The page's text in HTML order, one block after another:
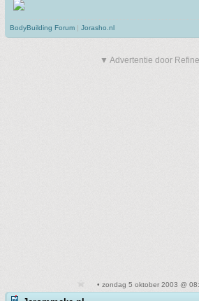
BodyBuilding Forum | Jorasho.nl
▼ Advertentie door
• zondag 5 oktober 2003 @